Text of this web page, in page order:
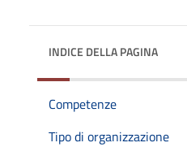
INDICE DELLA PAGINA
Competenze
Tipo di organizzazione